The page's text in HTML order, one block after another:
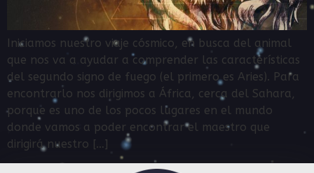
Iniciamos nuestro viaje cósmico, en busca del animal
que nos va a ayudar a comprender las características
del segundo signo de fuego (el primero es Aries). Para
encontrarlo nos dirigimos a África, cerca del Sahara,
porque es uno de los pocos lugares en el mundo
donde vamos a poder encontrar el maestro que
dirigirá nuestro […]